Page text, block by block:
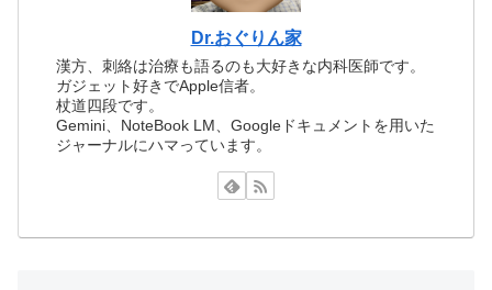
Dr.おぐりん家
漢方、刺絡は治療も語るのも大好きな内科医師です。
ガジェット好きでApple信者。
杖道四段です。
Gemini、NoteBook LM、Googleドキュメントを用いた
ジャーナルにハマっています。